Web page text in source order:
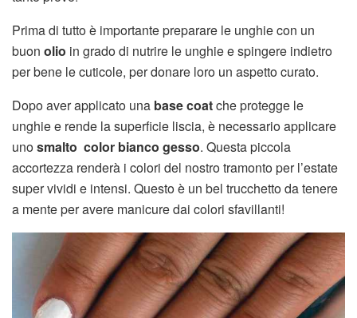
Prima di tutto è importante preparare le unghie con un
buon olio in grado di nutrire le unghie e spingere indietro
per bene le cuticole, per donare loro un aspetto curato.
Dopo aver applicato una base coatche protegge le
unghie e rende la superficie liscia, è necessario applicare
unosmalto color bianco gesso. Questa piccola
accortezza renderà i colori del nostro tramonto per l’estate
super vividi e intensi. Questo è un bel trucchetto da tenere
a mente per avere manicure dai colori sfavillanti!